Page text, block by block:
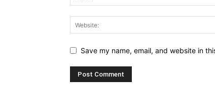
Save my name, email, and website in